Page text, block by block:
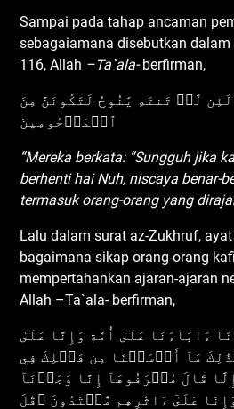
Sampai pada tahap ancaman
sebagaiamana disebutkan
116, Allah –Ta`ala-berfirman,
لَئِن لَّمۡ تَنتَهِ يَٰنُوحُ لَتَكُونَنَّ مِنَ
“Mereka berkata: “Sungguh jika
berhenti hai Nuh, niscaya benar-
termasuk orang-orang yang
Lalu dalam surat az-Zukhruf,
bagaimana sikap orang-orang
mempertahankan ajaran-ajaran
Allah –Ta`ala- berfirman,
ءَابَآءَنَا عَلَىٰٓ أُمَّةٖ وَإِنَّا عَلَىٰٓ
مَآ أَرۡسَلۡنَا مِن قَبۡلِكَ فِي
قَالَ مُتۡرَفُوهَآ إِنَّا وَجَدۡنَآ
عَلَىٰٓ ءَاثَٰرِهِم مُّقۡتَدُونَ ۞قَٰلَ